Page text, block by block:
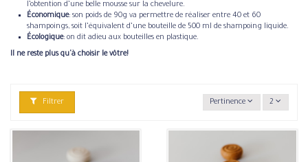
l’obtention d’une belle mousse sur la chevelure.
Économique: son poids de 90g va permettre de réaliser entre 40 et 60
shampoings, soit l’équivalent d’une bouteille de 500 ml de shampoing liquide.
Écologique: on dit adieu aux bouteilles en plastique.
Il ne reste plus qu'à choisir le vôtre!
Filtrer Pertinence 2